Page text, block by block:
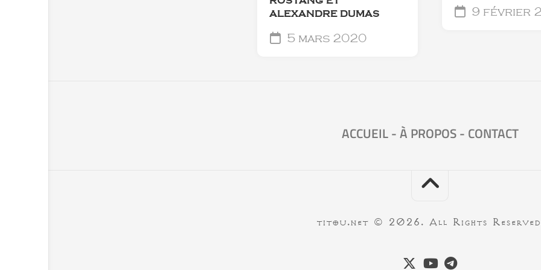
ALEXANDRE DUMAS
5 mars 2020
9 février
ACCUEIL-À PROPOS- CONTACT
titou.net © 2026. All Rights